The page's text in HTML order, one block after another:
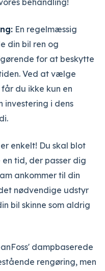
behandling!
En regelmæssig
din bil ren og
for at beskytte
Ved at vælge
du ikke kun en
investering i dens
enkelt! Du skal blot
tid, der passer dig
ankommer til din
nødvendige udstyr
bil skinne som aldrig
dampbaserede
rengøring, men